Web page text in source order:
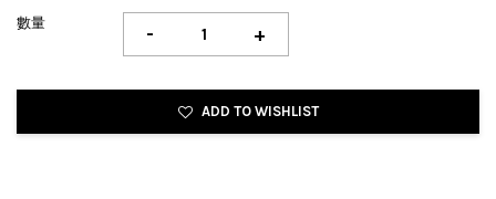
數量 - +
ADD TO WISHLIST